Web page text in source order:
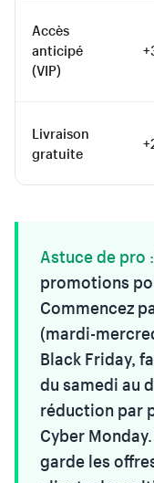
Accès
anticipé
(VIP)
Livraison
gratuite
Astuce de pro :
promotions
Commencez
(mardi-
Black Friday,
du samedi au
réduction par
Cyber
garde les